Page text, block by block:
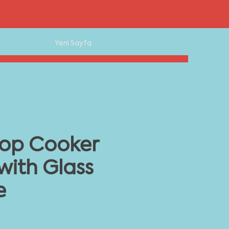
Yeni Sayfa
Cooker
Glass